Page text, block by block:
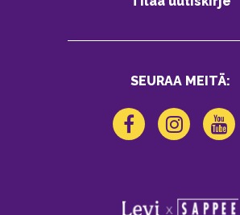
SEURAA MEITÄ: